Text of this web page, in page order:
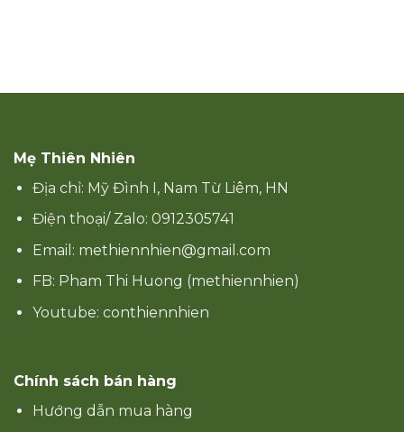
Mẹ Thiên Nhiên
Địa chỉ: Mỹ Đình I, Nam Từ Liêm, HN
Điện thoại/ Zalo: 0912305741
Email: methiennhien@gmail.com
FB: Pham Thi Huong (methiennhien)
Youtube: conthiennhien
Chính sách bán hàng
Hướng dẫn mua hàng